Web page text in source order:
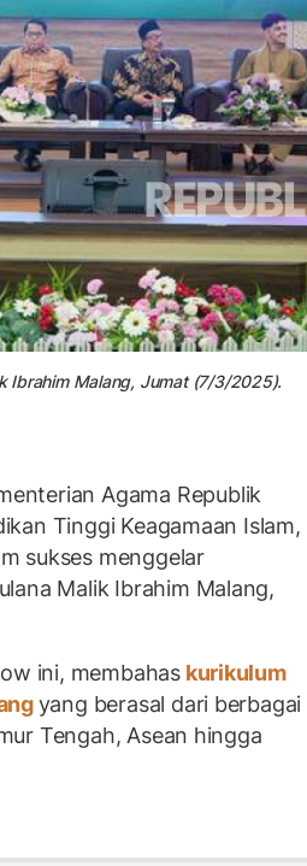
Ibrahim Malang, Jumat (7/3/2025).
Agama Republik
Tinggi Keagamaan Islam,
sukses menggelar
Malik Ibrahim Malang,
ini, membahaskurikulum
yang berasal dari berbagai
Tengah, Asean hingga